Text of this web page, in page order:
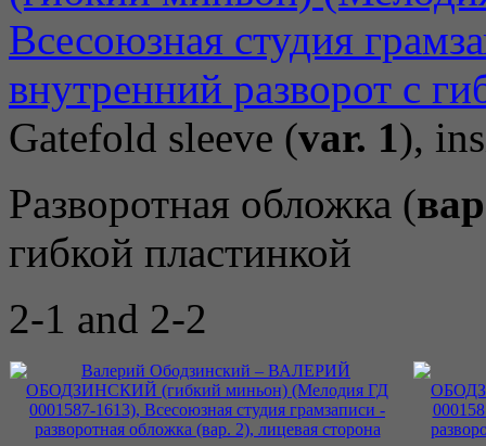
Gatefold sleeve (var. 1),
Разворотная обложка (
гибкой пластинкой
2-1 and 2-2